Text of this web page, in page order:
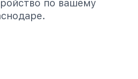
по вашему